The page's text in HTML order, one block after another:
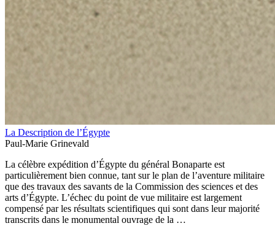
La Description de l’Égypte
Paul-Marie Grinevald
La célèbre expédition d’Égypte du général Bonaparte est
particulièrement bien connue, tant sur le plan de l’aventure militaire
que des travaux des savants de la Commission des sciences et des
arts d’Égypte. L’échec du point de vue militaire est largement
compensé par les résultats scientifiques qui sont dans leur majorité
transcrits dans le monumental ouvrage de la …